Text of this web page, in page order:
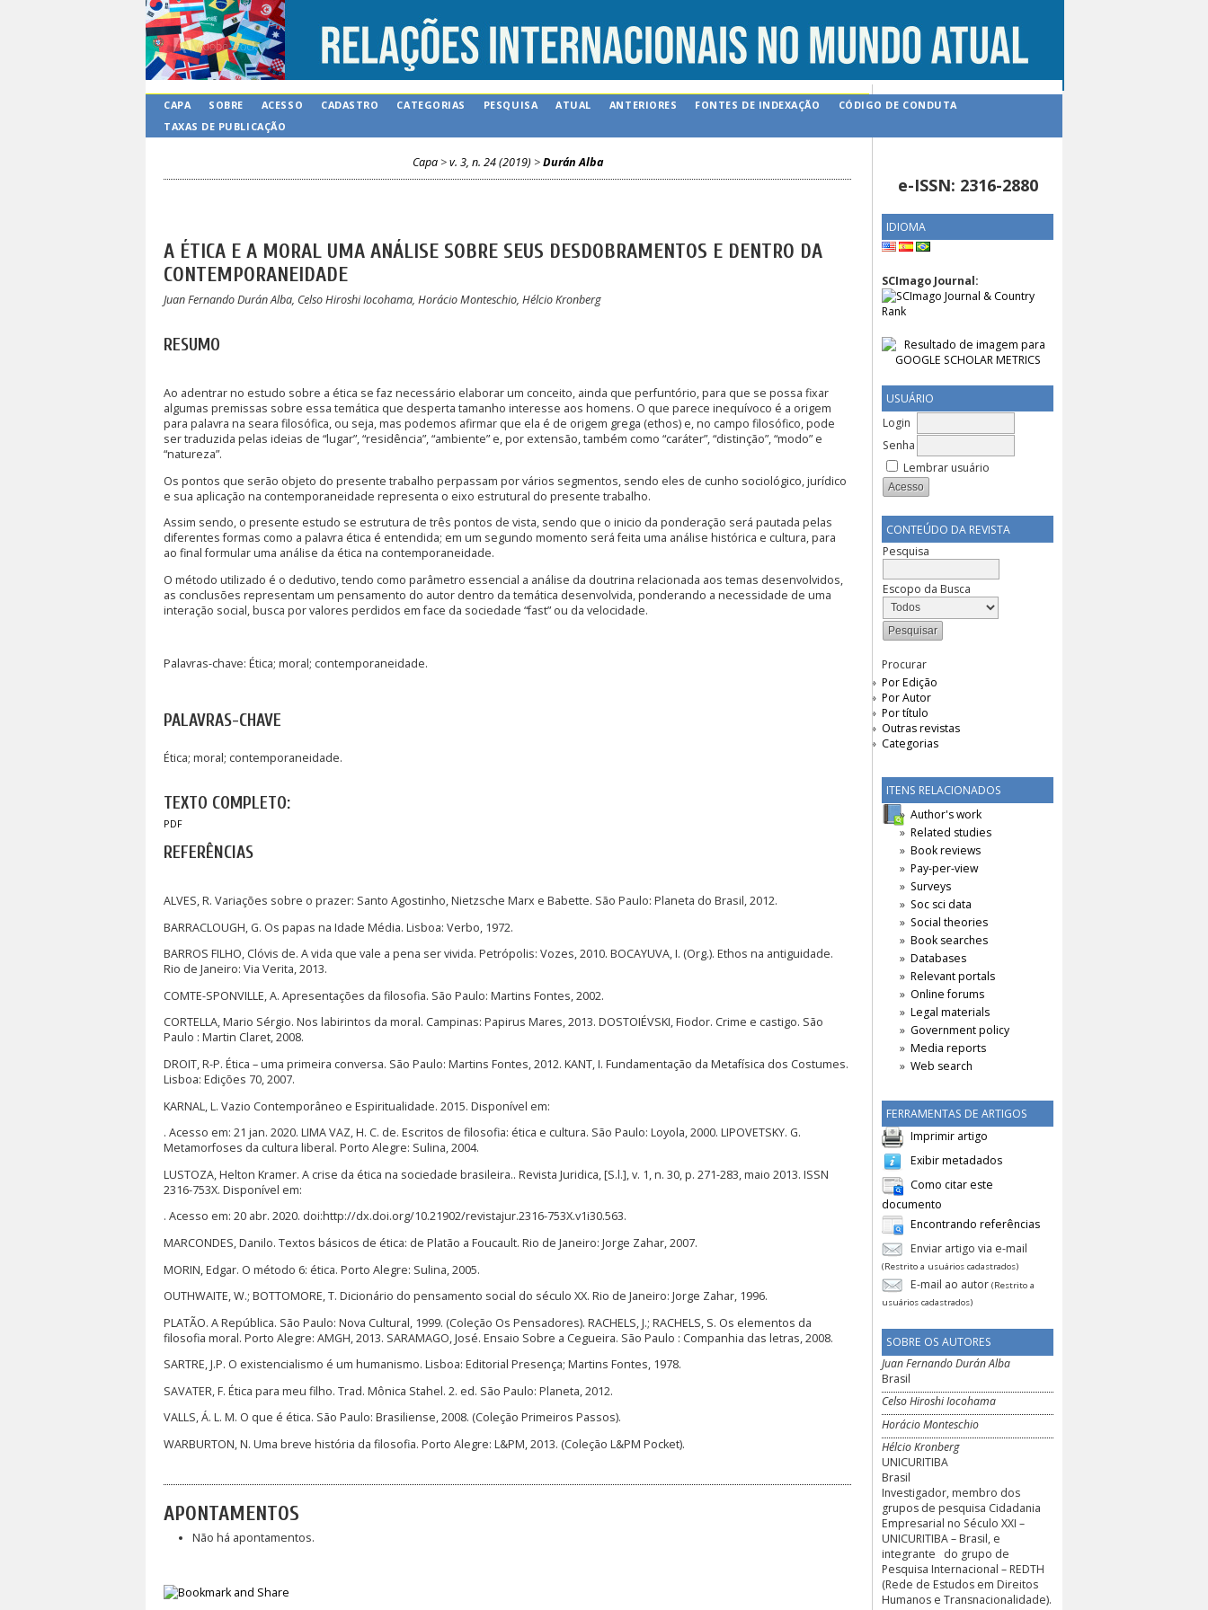
e-ISSN: 2316-2880
IDIOMA
SCImago Journal:
USUÁRIO
Login
Senha
Lembrar usuário
CONTEÚDO DA REVISTA
Pesquisa
Escopo da Busca
Procurar
Por Edição
Por Autor
Por título
Outras revistas
Categorias
ITENS RELACIONADOS
Author's work
Related studies
Book reviews
Pay-per-view
Surveys
Soc sci data
Social theories
Book searches
Databases
Relevant portals
Online forums
Legal materials
Government policy
Media reports
Web search
FERRAMENTAS DE ARTIGOS
Imprimir artigo
Exibir metadados
Como citar este
documento
Encontrando referências
Enviar artigo via e-mail
(Restrito a usuários cadastrados)
E-mail ao autor (Restrito a
usuários cadastrados)
SOBRE OS AUTORES
Juan Fernando Durán Alba
Brasil
Celso Hiroshi Iocohama
Horácio Monteschio
Hélcio Kronberg
UNICURITIBA
Brasil
Investigador, membro dos
grupos de pesquisa Cidadania
Empresarial no Século XXI –
UNICURITIBA – Brasil, e
integrante do grupo de
Pesquisa Internacional – REDTH
(Rede de Estudos em Direitos
Humanos e Transnacionalidade).
CAPA SOBRE ACESSO CADASTRO CATEGORIAS PESQUISA ATUAL ANTERIORES FONTES DE INDEXAÇÃO
CÓDIGO DE CONDUTA
TAXAS DE PUBLICAÇÃO
Capa>v. 3, n. 24 (2019) >Durán Alba
A ÉTICA E A MORAL UMA ANÁLISE SOBRE SEUS DESDOBRAMENTOS E DENTRO DA
CONTEMPORANEIDADE
Juan Fernando Durán Alba, Celso Hiroshi Iocohama, Horácio Monteschio, Hélcio Kronberg
RESUMO
Ao adentrar no estudo sobre a ética se faz necessário elaborar um conceito, ainda que perfuntório, para que se possa fixar
algumas premissas sobre essa temática que desperta tamanho interesse aos homens. O que parece inequívoco é a origem
para palavra na seara filosófica, ou seja, mas podemos afirmar que ela é de origem grega (ethos) e, no campo filosófico, pode
ser traduzida pelas ideias de “lugar”, “residência”, “ambiente” e, por extensão, também como “caráter”, “distinção”, “modo” e
“natureza”.
Os pontos que serão objeto do presente trabalho perpassam por vários segmentos, sendo eles de cunho sociológico, jurídico
e sua aplicação na contemporaneidade representa o eixo estrutural do presente trabalho.
Assim sendo, o presente estudo se estrutura de três pontos de vista, sendo que o inicio da ponderação será pautada pelas
diferentes formas como a palavra ética é entendida; em um segundo momento será feita uma análise histórica e cultura, para
ao final formular uma análise da ética na contemporaneidade.
O método utilizado é o dedutivo, tendo como parâmetro essencial a análise da doutrina relacionada aos temas desenvolvidos,
as conclusões representam um pensamento do autor dentro da temática desenvolvida, ponderando a necessidade de uma
interação social, busca por valores perdidos em face da sociedade “fast” ou da velocidade.
Palavras-chave: Ética; moral; contemporaneidade.
PALAVRAS-CHAVE
Ética; moral; contemporaneidade.
TEXTO COMPLETO:
PDF
REFERÊNCIAS
ALVES, R. Variações sobre o prazer: Santo Agostinho, Nietzsche Marx e Babette. São Paulo: Planeta do Brasil, 2012.
BARRACLOUGH, G. Os papas na Idade Média. Lisboa: Verbo, 1972.
BARROS FILHO, Clóvis de. A vida que vale a pena ser vivida. Petrópolis: Vozes, 2010. BOCAYUVA, I. (Org.). Ethos na antiguidade.
Rio de Janeiro: Via Verita, 2013.
COMTE-SPONVILLE, A. Apresentações da filosofia. São Paulo: Martins Fontes, 2002.
CORTELLA, Mario Sérgio. Nos labirintos da moral. Campinas: Papirus Mares, 2013. DOSTOIÉVSKI, Fiodor. Crime e castigo. São
Paulo : Martin Claret, 2008.
DROIT, R-P. Ética – uma primeira conversa. São Paulo: Martins Fontes, 2012. KANT, I. Fundamentação da Metafísica dos Costumes.
Lisboa: Edições 70, 2007.
KARNAL, L. Vazio Contemporâneo e Espiritualidade. 2015. Disponível em:
. Acesso em: 21 jan. 2020. LIMA VAZ, H. C. de. Escritos de filosofia: ética e cultura. São Paulo: Loyola, 2000. LIPOVETSKY. G.
Metamorfoses da cultura liberal. Porto Alegre: Sulina, 2004.
LUSTOZA, Helton Kramer. A crise da ética na sociedade brasileira.. Revista Juridica, [S.l.], v. 1, n. 30, p. 271-283, maio 2013. ISSN
2316-753X. Disponível em:
. Acesso em: 20 abr. 2020. doi:http://dx.doi.org/10.21902/revistajur.2316-753X.v1i30.563.
MARCONDES, Danilo. Textos básicos de ética: de Platão a Foucault. Rio de Janeiro: Jorge Zahar, 2007.
MORIN, Edgar. O método 6: ética. Porto Alegre: Sulina, 2005.
OUTHWAITE, W.; BOTTOMORE, T. Dicionário do pensamento social do século XX. Rio de Janeiro: Jorge Zahar, 1996.
PLATÃO. A República. São Paulo: Nova Cultural, 1999. (Coleção Os Pensadores). RACHELS, J.; RACHELS, S. Os elementos da
filosofia moral. Porto Alegre: AMGH, 2013. SARAMAGO, José. Ensaio Sobre a Cegueira. São Paulo : Companhia das letras, 2008.
SARTRE, J.P. O existencialismo é um humanismo. Lisboa: Editorial Presença; Martins Fontes, 1978.
SAVATER, F. Ética para meu filho. Trad. Mônica Stahel. 2. ed. São Paulo: Planeta, 2012.
VALLS, Á. L. M. O que é ética. São Paulo: Brasiliense, 2008. (Coleção Primeiros Passos).
WARBURTON, N. Uma breve história da filosofia. Porto Alegre: L&PM, 2013. (Coleção L&PM Pocket).
APONTAMENTOS
Não há apontamentos.